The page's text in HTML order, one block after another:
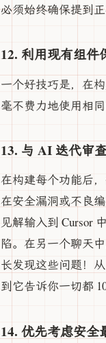
必须始终确保提到
12. 利用现有组件
一个好技巧是，在
毫不费力地使用相同
13. 与 AI 迭代审
在构建每个功能后
在安全漏洞或不良
见解输入到 Cursor
陷。在另一个聊天
长发现这些问题！
到它告诉你一切都
14. 优先考虑安全